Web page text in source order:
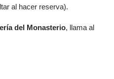
al hacer reserva).
del Monasterio, llama al